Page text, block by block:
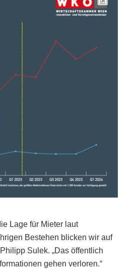
Lage für Mieter laut
Bestehen blicken wir auf
Sulek. „Das öffentlich
gehen verloren.“